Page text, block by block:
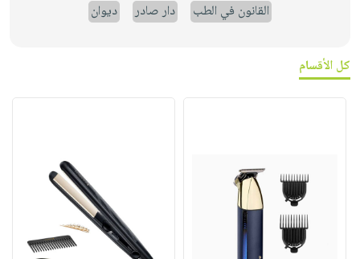
القانون في الطب
دار صادر ديوان
كل الأقسام